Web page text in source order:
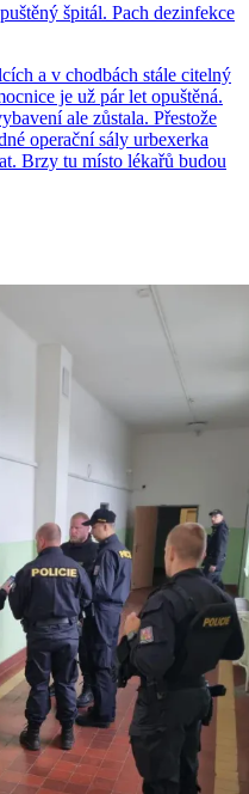
špitál. Pach dezinfekce
a v chodbách stále citelný
je už pár let opuštěná.
ale zůstala. Přestože
operační sály urbexerka
Brzy tu místo lékařů budou